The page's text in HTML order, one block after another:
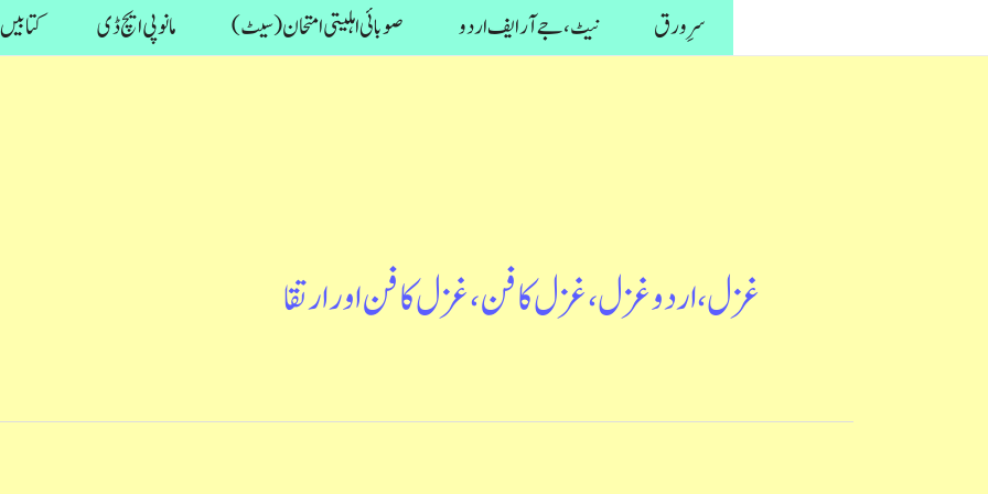
سرِ ورق نیٹ، جے آر ایف اردو صوبائی اہلیتی امتحان (سیٹ) مانو پی ایچ ڈی کتابیں
غزل، اردو غزل، غزل کا فن، غزل کا فن اور ارتقا